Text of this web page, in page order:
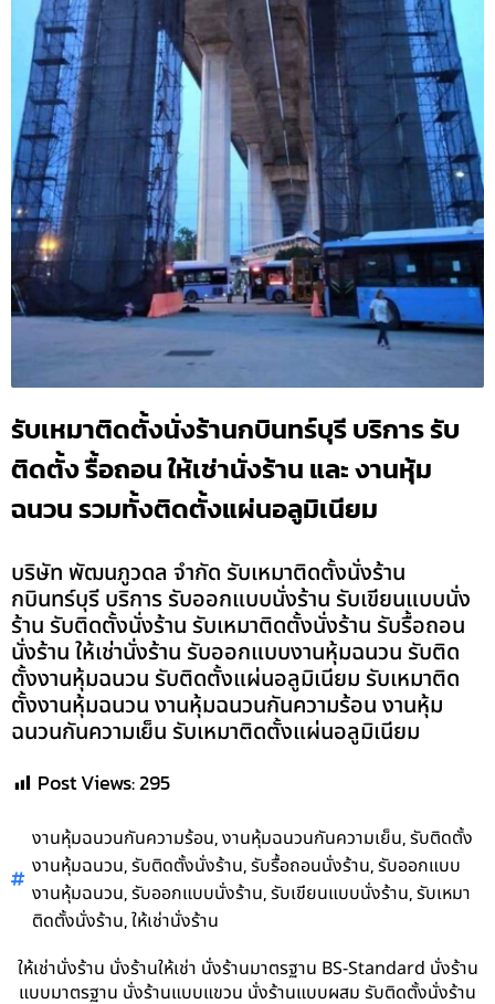
รับเหมาติดตั้งนั่งร้านกบินทร์บุรี บริการ รับ
ติดตั้ง รื้อถอน ให้เช่านั่งร้าน และ งานหุ้ม
ฉนวน รวมทั้งติดตั้งแผ่นอลูมิเนียม
บริษัท พัฒนภูวดล จำกัด รับเหมาติดตั้งนั่งร้าน
กบินทร์บุรี บริการ รับออกแบบนั่งร้าน รับเขียนแบบนั่ง
ร้าน รับติดตั้งนั่งร้าน รับเหมาติดตั้งนั่งร้าน รับรื้อถอน
นั่งร้าน ให้เช่านั่งร้าน รับออกแบบงานหุ้มฉนวน รับติด
ตั้งงานหุ้มฉนวน รับติดตั้งแผ่นอลูมิเนียม รับเหมาติด
ตั้งงานหุ้มฉนวน งานหุ้มฉนวนกันความร้อน งานหุ้ม
ฉนวนกันความเย็น รับเหมาติดตั้งแผ่นอลูมิเนียม
Post Views:295
งานหุ้มฉนวนกันความร้อน,งานหุ้มฉนวนกันความเย็น,รับติดตั้ง
งานหุ้มฉนวน,รับติดตั้งนั่งร้าน,รับรื้อถอนนั่งร้าน,รับออกแบบ
งานหุ้มฉนวน,รับออกแบบนั่งร้าน,รับเขียนแบบนั่งร้าน,รับเหมา
ติดตั้งนั่งร้าน,ให้เช่านั่งร้าน
ให้เช่านั่งร้าน นั่งร้านให้เช่า นั่งร้านมาตรฐาน BS-Standard นั่งร้าน
แบบมาตรฐาน นั่งร้านแบบแขวน นั่งร้านแบบผสม รับติดตั้งนั่งร้าน